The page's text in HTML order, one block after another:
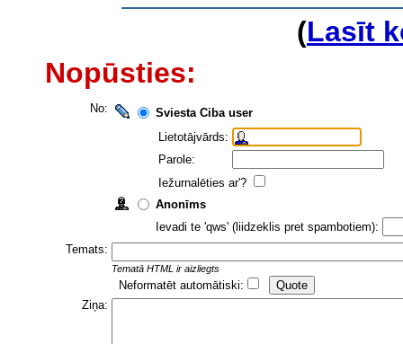
(Lasīt
Nopūsties:
No:
Sviesta Ciba user
Lietotājvārds:
Parole:
Iežurnalēties ar'?
Anonīms
Ievadi te 'qws' (liidzeklis pret spambotiem):
Temats:
Tematā HTML ir aizliegts
Neformatēt automātiski:
Ziņa: